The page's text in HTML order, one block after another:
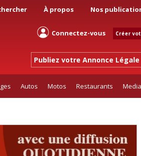
À propos Nos
Connectez-vous Créer
Publiez votre Annonce Légale
Autos Motos Restaurants